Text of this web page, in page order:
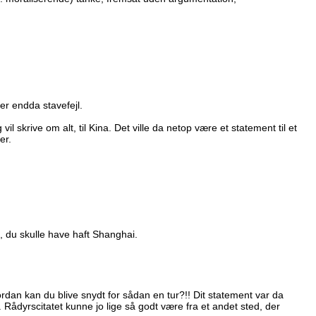
endda stavefejl.
skrive om alt, til Kina. Det ville da netop være et statement til et
skulle have haft Shanghai.
kan du blive snydt for sådan en tur?!! Dit statement var da
kunne jo lige så godt være fra et andet sted, der